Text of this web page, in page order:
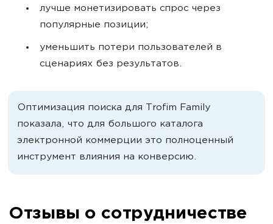
лучше монетизировать спрос через
популярные позиции;
уменьшить потери пользователей в
сценариях без результатов.
Оптимизация поиска для Trofim Family
показала, что для большого каталога
электронной коммерции это полноценный
инструмент влияния на конверсию.
Отзывы о сотрудничестве